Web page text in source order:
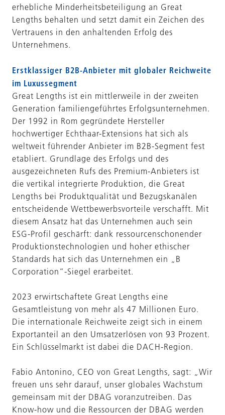
erhebliche Minderheitsbeteiligung an Great
Lengths behalten und setzt damit ein Zeichen des
Vertrauens in den anhaltenden Erfolg des
Unternehmens.
Erstklassiger B2B-Anbieter mit globaler Reichweite
im Luxussegment
Great Lengths ist ein mittlerweile in der zweiten
Generation familiengeführtes Erfolgsunternehmen.
Der 1992 in Rom gegründete Hersteller
hochwertiger Echthaar-Extensions hat sich als
weltweit führender Anbieter im B2B-Segment fest
etabliert. Grundlage des Erfolgs und des
ausgezeichneten Rufs des Premium-Anbieters ist
die vertikal integrierte Produktion, die Great
Lengths bei Produktqualität und Bezugskanälen
entscheidende Wettbewerbsvorteile verschafft. Mit
diesem Ansatz hat das Unternehmen auch sein
ESG-Profil geschärft: dank ressourcenschonender
Produktionstechnologien und hoher ethischer
Standards hat sich das Unternehmen ein „B
Corporation“-Siegel erarbeitet.
2023 erwirtschaftete Great Lengths eine
Gesamtleistung von mehr als 47 Millionen Euro.
Die internationale Reichweite zeigt sich in einem
Exportanteil an den Umsatzerlösen von 93 Prozent.
Ein Schlüsselmarkt ist dabei die DACH-Region.
Fabio Antonino, CEO von Great Lengths, sagt: „Wir
freuen uns sehr darauf, unser globales Wachstum
gemeinsam mit der DBAG voranzutreiben. Das
Know-how und die Ressourcen der DBAG werden